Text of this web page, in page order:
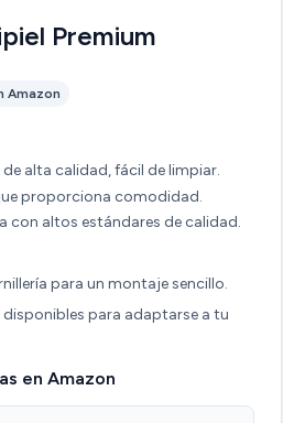
Premium
Amazon
alta calidad, fácil de limpiar.
proporciona comodidad.
con altos estándares de calidad.
para un montaje sencillo.
para adaptarse a tu
en Amazon